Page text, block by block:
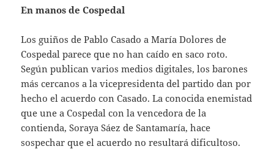
En manos de Cospedal
Los guiños de Pablo Casado a María Dolores de
Cospedal parece que no han caído en saco roto.
Según publican varios medios digitales, los barones
más cercanos a la vicepresidenta del partido dan por
hecho el acuerdo con Casado. La conocida enemistad
que une a Cospedal con la vencedora de la
contienda, Soraya Sáez de Santamaría, hace
sospechar que el acuerdo no resultará dificultoso.